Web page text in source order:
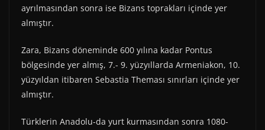
ayrılmasından sonra ise Bizans toprakları içinde yer
almıştır.
Zara, Bizans döneminde 600 yılına kadar Pontus
bölgesinde yer almış, 7.- 9. yüzyıllarda Armeniakon, 10.
yüzyıldan itibaren Sebastia Theması sınırları içinde yer
almıştır.
Türklerin Anadolu-da yurt kurmasından sonra 1080-